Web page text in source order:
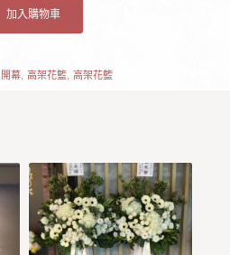
加入購物車
開幕, 高架花籃, 高架花籃